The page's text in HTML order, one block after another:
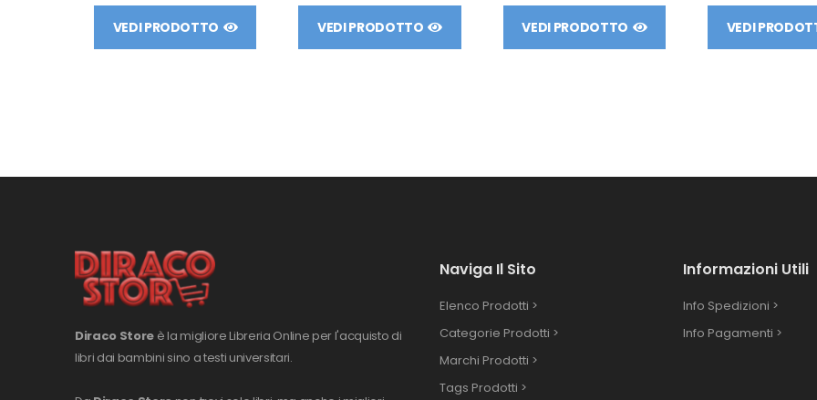
VEDI PRODOTTO VEDI PRODOTTO VEDI PRODOTTO VEDI
Diraco Store è la migliore Libreria Online per l'acquisto di
libri dai bambini sino a testi universitari.
Naviga Il Sito
Elenco Prodotti >
Categorie Prodotti >
Marchi Prodotti >
Tags Prodotti >
Informazioni Utili
Info Spedizioni >
Info Pagamenti >